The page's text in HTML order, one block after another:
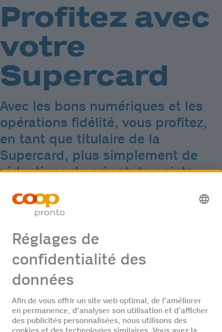
Profitez avec
votre
Supercard
Avec les bons numériques et les
opérations fidélité, vous profitez,
en tant que titulaire de la
Supercard, plus simplement de
réductions de prix et de points
Demander gratuitement
maintenant
Tous les prix s'entendent en francs suisses, TVA comprise. Prix
recommandés non contraignant. Disponible dans tous les Coop
Pronto (sauf cas échéant «grands»). Dans la limite des stocks
disponibles. Coop Pronto ne vend pas d'alcool aux jeunes de